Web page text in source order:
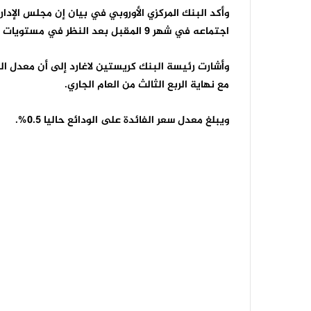
وأكد البنك المركزي الأوروبي في بيان إن مجلس
اجتماعه في شهر 9 المقبل بعد النظر في مستويات التضخم على المدى المتوسط.
وأشارت رئيسة البنك كريستين لاغارد إلى أن معدل
مع نهاية الربع الثالث من العام الجاري.
ويبلغ معدل سعر الفائدة على الودائع حاليا 0.5%.